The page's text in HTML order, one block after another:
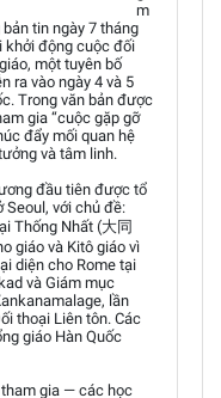
m
tin ngày 7 tháng
khởi động cuộc đối
một tuyên bố
ra vào ngày 4 và 5
Trong văn bản được
gia “cuộc gặp gỡ
đẩy mối quan hệ
và tâm linh.
đầu tiên được tổ
Seoul, với chủ đề:
Thống Nhất (大同
giáo và Kitô giáo vì
diện cho Rome tại
và Giám mục
lần
thoại Liên tôn. Các
giáo Hàn Quốc
gia — các học